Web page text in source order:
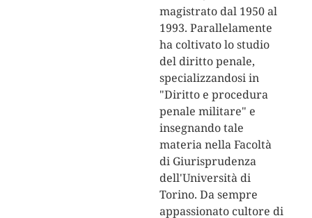
magistrato dal 1950 al
1993. Parallelamente
ha coltivato lo studio
del diritto penale,
specializzandosi in
"Diritto e procedura
penale militare" e
insegnando tale
materia nella Facoltà
di Giurisprudenza
dell'Università di
Torino. Da sempre
appassionato cultore di